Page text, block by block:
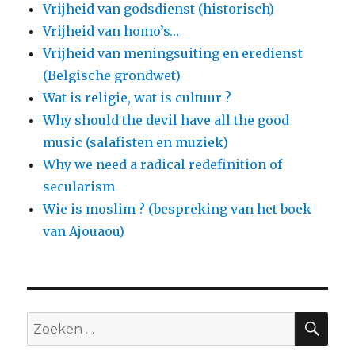
Vrijheid van godsdienst (historisch)
Vrijheid van homo’s…
Vrijheid van meningsuiting en eredienst
(Belgische grondwet)
Wat is religie, wat is cultuur ?
Why should the devil have all the good
music (salafisten en muziek)
Why we need a radical redefinition of
secularism
Wie is moslim ? (bespreking van het boek
van Ajouaou)
Zoeken
naar: